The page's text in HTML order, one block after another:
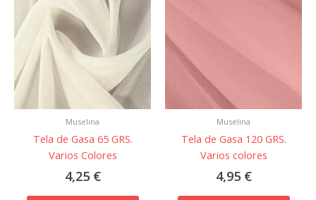
Muselina
Tela de Gasa 65 GRS.
Varios Colores
4,25 €
tiene
múltiples
variantes.
Las
opciones
se
pueden
Muselina
Tela de Gasa 120 GRS.
Varios colores
4,95 €
tiene